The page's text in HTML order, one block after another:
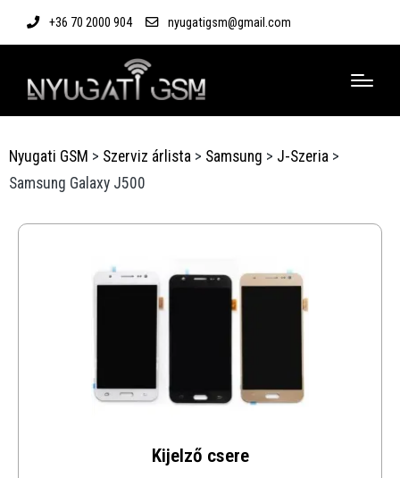
+36 70 2000 904 nyugatigsm@gmail.com
Nyugati GSM > Szerviz árlista > Samsung > J-Szeria >
Samsung Galaxy J500
Kijelző csere